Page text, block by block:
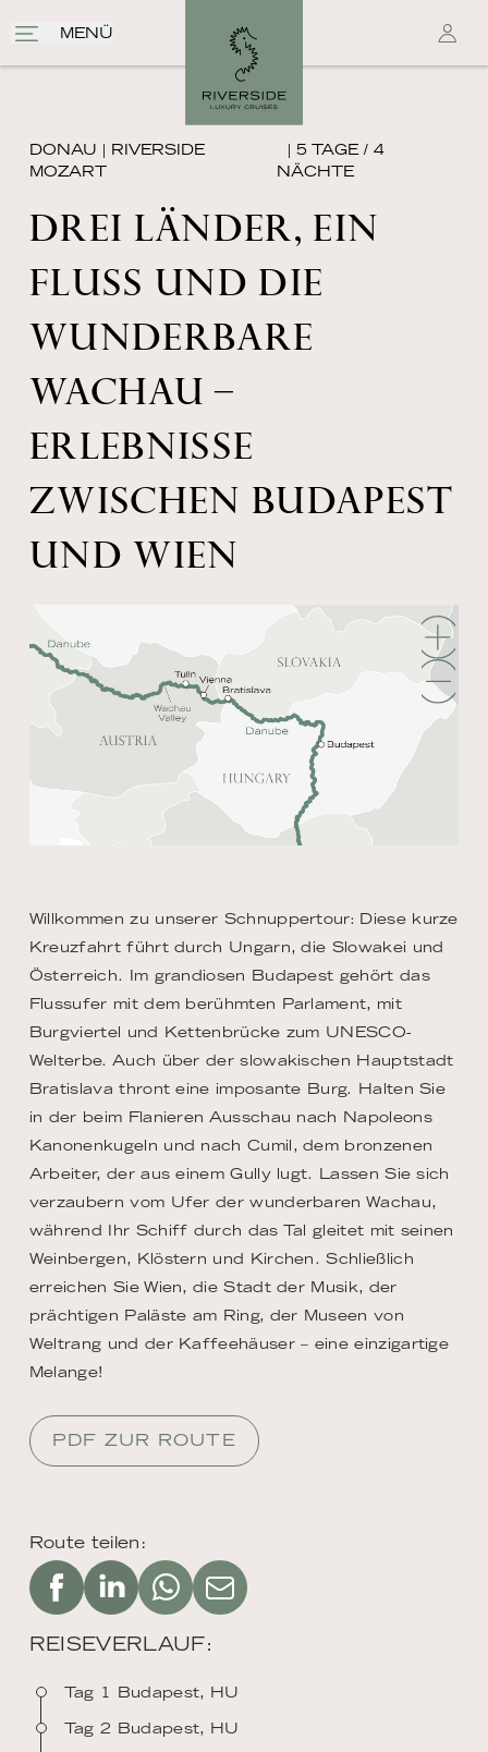
MENÜ
DONAU | RIVERSIDE
MOZART
| 5 TAGE / 4
NÄCHTE
DREI LÄNDER, EIN
FLUSS UND DIE
WUNDERBARE
WACHAU –
ERLEBNISSE
ZWISCHEN BUDAPEST
UND WIEN
Route teilen:
REISEVERLAUF:
Tag 1 Budapest, HU
Tag 2 Budapest, HU
Willkommen zu unserer Schnuppertour: Diese kurze
Kreuzfahrt führt durch Ungarn, die Slowakei und
Österreich. Im grandiosen Budapest gehört das
Flussufer mit dem berühmten Parlament, mit
Burgviertel und Kettenbrücke zum UNESCO-
Welterbe. Auch über der slowakischen Hauptstadt
Bratislava thront eine imposante Burg. Halten Sie
in der beim Flanieren Ausschau nach Napoleons
Kanonenkugeln und nach Cumil, dem bronzenen
Arbeiter, der aus einem Gully lugt. Lassen Sie sich
verzaubern vom Ufer der wunderbaren Wachau,
während Ihr Schiff durch das Tal gleitet mit seinen
Weinbergen, Klöstern und Kirchen. Schließlich
erreichen Sie Wien, die Stadt der Musik, der
prächtigen Paläste am Ring, der Museen von
Weltrang und der Kaffeehäuser – eine einzigartige
Melange!
PDF ZUR ROUTE